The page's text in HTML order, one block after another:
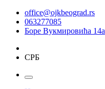
office@ojkbeograd.rs
063277085
Боре Вукмировића 14а
СРБ